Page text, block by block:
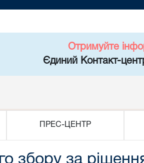
Отримуйте
Єдиний Контакт-
ПРЕС-ЦЕНТР
збору за